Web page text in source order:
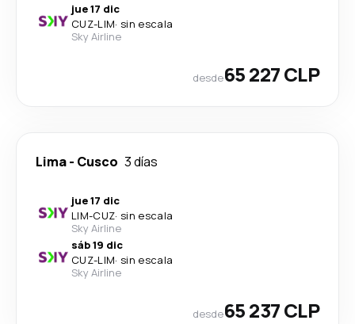
jue 17 dic
CUZ-LIM· sin escala
Sky Airline
desde65 227 CLP
Lima- Cusco 3 días
jue 17 dic
LIM-CUZ· sin escala
Sky Airline
sáb 19 dic
CUZ-LIM· sin escala
Sky Airline
desde65 237 CLP